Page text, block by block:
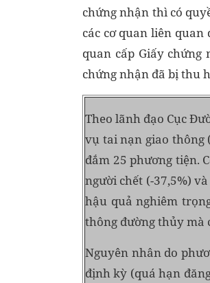
chứng nhận thì có
các cơ quan liên quan
quan cấp Giấy chứng
chứng nhận đã bị thu
Theo lãnh đạo Cục
vụ tai nạn giao thông
đắm 25 phương tiện.
người chết (-37,5%)
hậu quả nghiêm
thông đường thủy mà
Nguyên nhân do
định kỳ (quá hạn